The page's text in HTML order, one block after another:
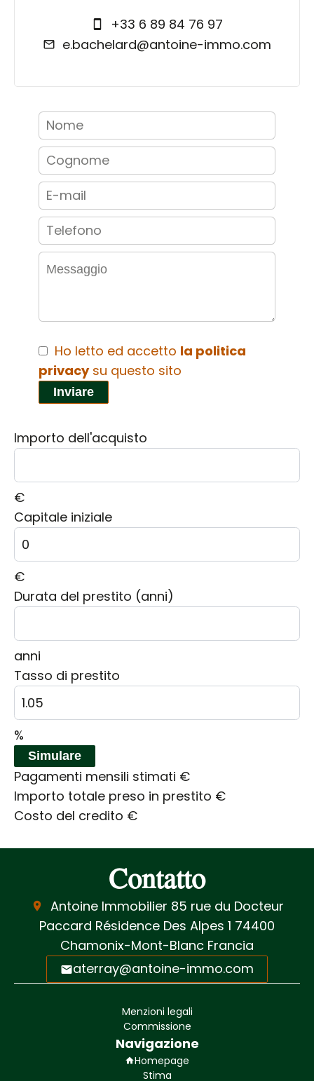
+33 6 89 84 76 97
e.bachelard@antoine-immo.com
Ho letto ed accetto la politica
privacysu questo sito
Inviare
Importo dell'acquisto
€
Capitale iniziale
€
Durata del prestito (anni)
anni
Tasso di prestito
%
Simulare
Pagamenti mensili stimati €
Importo totale preso in prestito €
Costo del credito €
Contatto
Antoine Immobilier 85 rue du Docteur
Paccard Résidence Des Alpes 1 74400
Chamonix-Mont-Blanc Francia
aterray@antoine-immo.com
Menzioni legali
Commissione
Navigazione
Homepage
Stima